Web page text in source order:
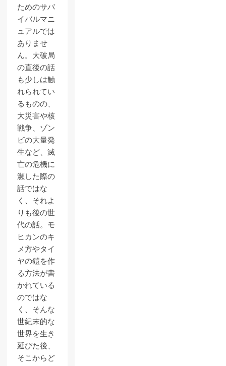
ためのサバ
イバルマニ
ュアルでは
ありませ
ん。大破局
の直後の話
も少しは触
れられてい
るものの、
大災害や核
戦争、ゾン
ビの大量発
生など、滅
亡の危機に
瀕した際の
話ではな
く、それよ
りも後の世
代の話。モ
ヒカンのキ
メ方やタイ
ヤの鎧を作
る方法が書
かれている
のではな
く、そんな
世紀末的な
世界を生き
延びた後、
そこからど